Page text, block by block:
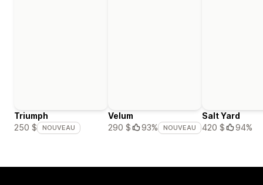
Triumph
250 $
NOUVEAU
Velum
290 $
93% NOUVEAU
Salt Yard
420 $
94%